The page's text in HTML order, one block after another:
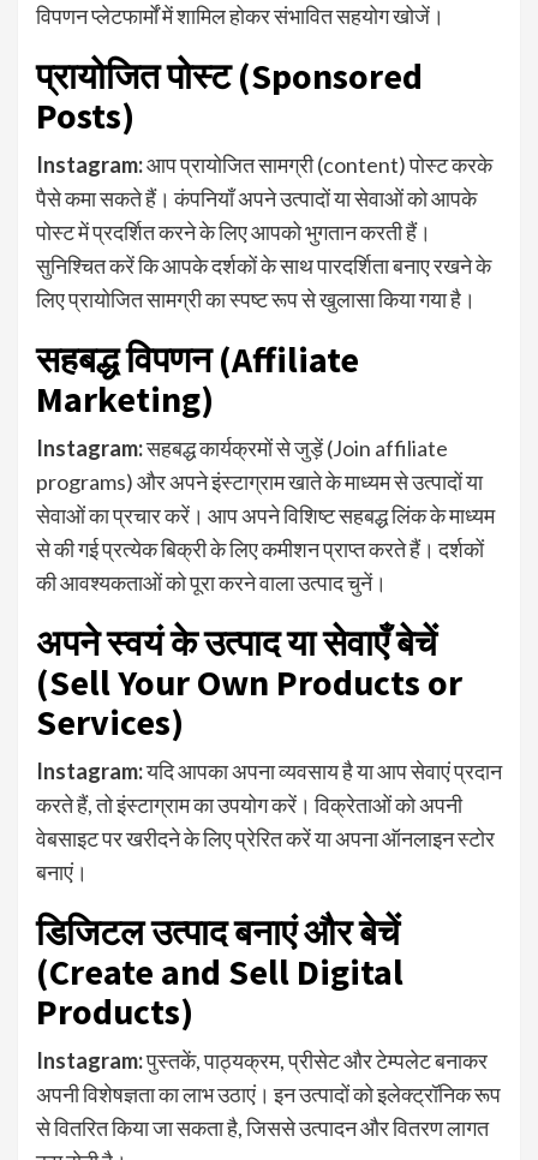
विपणन प्लेटफार्मों में शामिल होकर संभावित सहयोग खोजें।
प्रायोजित पोस्ट (Sponsored
Posts)
Instagram:आप प्रायोजित सामग्री (content) पोस्ट करके
पैसे कमा सकते हैं। कंपनियाँ अपने उत्पादों या सेवाओं को आपके
पोस्ट में प्रदर्शित करने के लिए आपको भुगतान करती हैं।
सुनिश्चित करें कि आपके दर्शकों के साथ पारदर्शिता बनाए रखने के
लिए प्रायोजित सामग्री का स्पष्ट रूप से खुलासा किया गया है।
सहबद्ध विपणन (Affiliate
Marketing)
Instagram:सहबद्ध कार्यक्रमों से जुड़ें (Join affiliate
programs) और अपने इंस्टाग्राम खाते के माध्यम से उत्पादों या
सेवाओं का प्रचार करें। आप अपने विशिष्ट सहबद्ध लिंक के माध्यम
से की गई प्रत्येक बिक्री के लिए कमीशन प्राप्त करते हैं। दर्शकों
की आवश्यकताओं को पूरा करने वाला उत्पाद चुनें।
अपने स्वयं के उत्पाद या सेवाएँ बेचें
(Sell Your Own Products or
Services)
Instagram:यदि आपका अपना व्यवसाय है या आप सेवाएं प्रदान
करते हैं, तो इंस्टाग्राम का उपयोग करें। विक्रेताओं को अपनी
वेबसाइट पर खरीदने के लिए प्रेरित करें या अपना ऑनलाइन स्टोर
बनाएं।
डिजिटल उत्पाद बनाएं और बेचें
(Create and Sell Digital
Products)
Instagram:पुस्तकें, पाठ्यक्रम, प्रीसेट और टेम्पलेट बनाकर
अपनी विशेषज्ञता का लाभ उठाएं। इन उत्पादों को इलेक्ट्रॉनिक रूप
से वितरित किया जा सकता है, जिससे उत्पादन और वितरण लागत